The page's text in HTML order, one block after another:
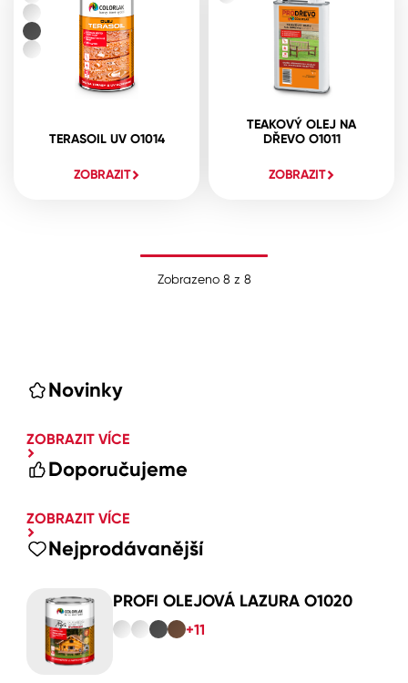
TERASOIL UV O1014
ZOBRAZIT
TEAKOVÝ OLEJ NA
DŘEVO O1011
ZOBRAZIT
Zobrazeno 8 z 8
Novinky
ZOBRAZIT VÍCE
Doporučujeme
ZOBRAZIT VÍCE
Nejprodávanější
PROFI OLEJOVÁ LAZURA O1020
+11